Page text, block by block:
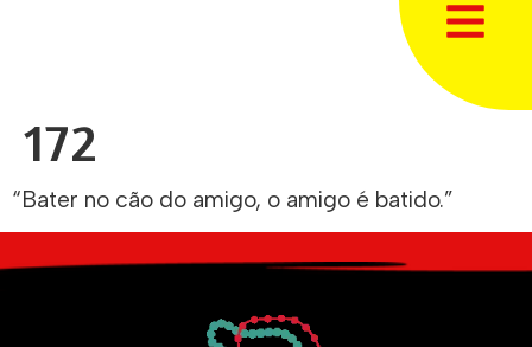
172
“Bater no cão do amigo, o amigo é batido.”